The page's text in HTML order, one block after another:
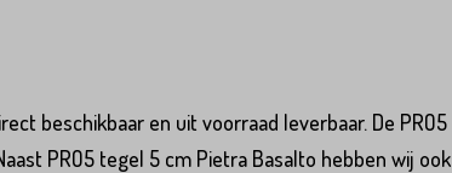
beschikbaar en uit voorraad leverbaar. De PRO5
PRO5 tegel 5 cm Pietra Basalto hebben wij ook